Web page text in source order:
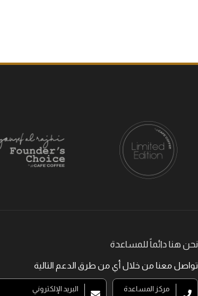
نحن هنا دائماً للمساعدة
تواصل معنا من خلال أي من طرق الدعم التالية
مركز المساعدة البريد الإلكتروني